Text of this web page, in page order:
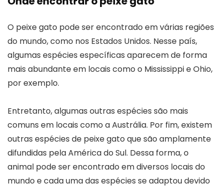
O peixe gato pode ser encontrado em várias regiões
do mundo, como nos Estados Unidos. Nesse país,
algumas espécies específicas aparecem de forma
mais abundante em locais como o Mississippi e Ohio,
por exemplo.
Entretanto, algumas outras espécies são mais
comuns em locais como a Austrália. Por fim, existem
outras espécies de peixe gato que são amplamente
difundidas pela América do Sul. Dessa forma, o
animal pode ser encontrado em diversos locais do
mundo e cada uma das espécies se adaptou devido